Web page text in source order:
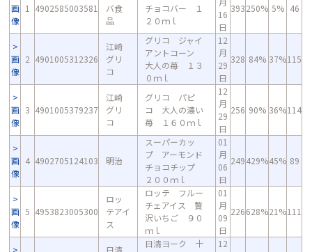
画
像
1 4902585003581
バ食
品
チョコバー １
２０ｍｌ
16
日
393250% 5% 46
画
像
2 4901005312326
江崎
グリ
コ
グリコ ジャイ
アントコーン
大人の苺 １３
０ｍｌ
12
月
29
日
328 84% 37%115
画
像
3 4901005379237
江崎
グリ
コ
グリコ パピ
コ 大人の濃い
苺 １６０ｍｌ
12
月
29
日
256 90% 36%114
画
像
4 4902705124103 明治
スーパーカッ
プ アーモンド
チョコチップ
２００ｍｌ
01
月
06
日
249429%45% 89
画
像
5 4953823005300
ロッ
テアイ
ス
ロッテ フルー
チェアイス 贅
沢いちご ９０
ｍｌ
01
月
09
日
226628%21%111
日清
日清ヨーク 十
12